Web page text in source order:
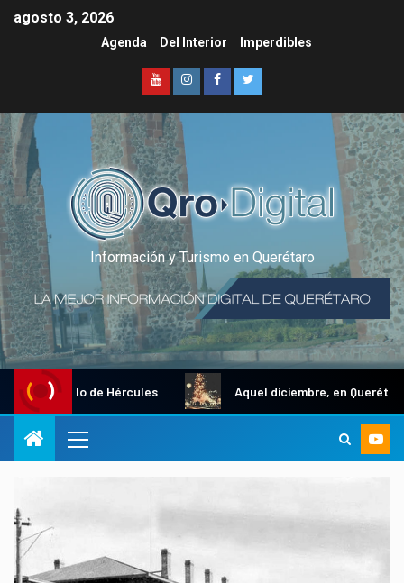
agosto 3, 2026
Agenda Del Interior Imperdibles
Información y Turismo en Querétaro
Gallo de Hércules Aquel diciembre, en Querétaro